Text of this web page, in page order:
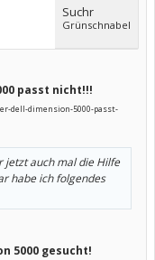
Suchr
Grünschnabel
passt nicht!!!
dell-dimension-5000-passt-
jetzt auch mal die Hilfe
habe ich folgendes
5000 gesucht!